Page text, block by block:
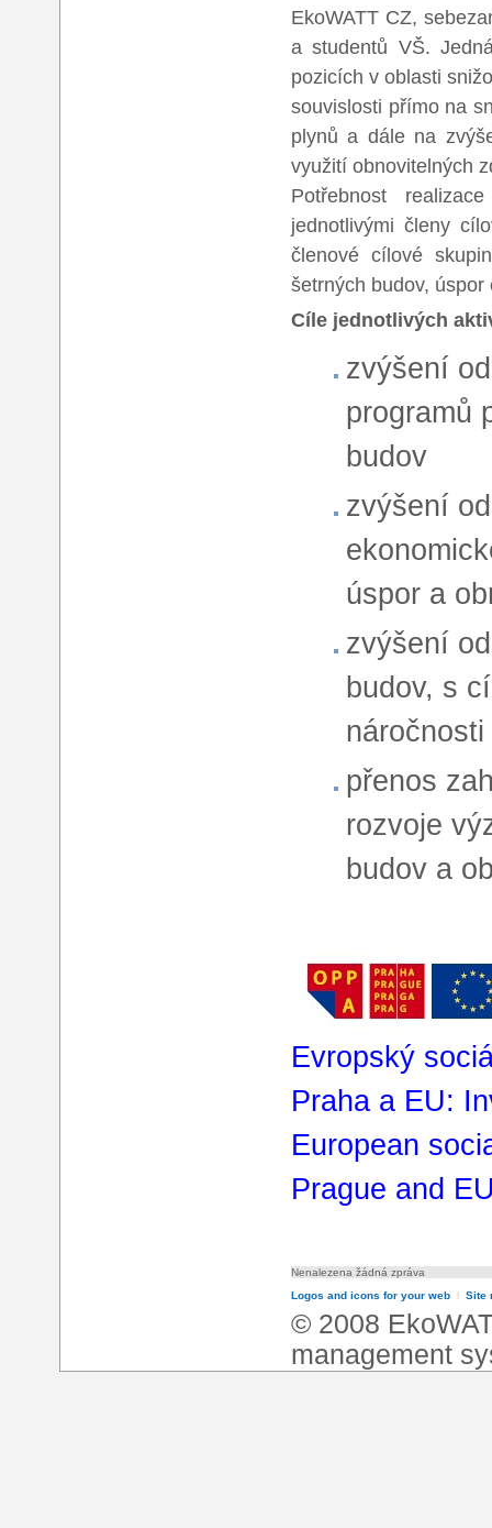
EkoWATT CZ,
a studentů VŠ.
pozicích v oblasti
souvislosti přímo na
plynů a dále na
využití obnovitelných
Potřebnost
jednotlivými členy
členové cílové
šetrných budov, úspor
Cíle jednotlivých
zvýšení
programů
budov
zvýšení
úspor a
zvýšení
budov, s
přenos
rozvoje
budov a
Evropský
Praha a EU:
European
Prague and
Nenalezena žádná zpráva
Logos and icons for your web l Site
© 2008
management